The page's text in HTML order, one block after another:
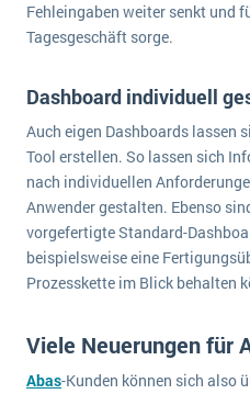
NACHRICHTENARCHIV
Fehleingaben weiter senkt und
Tagesgeschäft sorge.
Dashboard individuell
Auch eigen Dashboards lassen
Tool erstellen. So lassen sich
nach individuellen
Anwender gestalten. Ebenso
vorgefertigte Standard-
beispielsweise eine
Prozesskette im Blick behalten
Viele Neuerungen für
Abas-Kunden können sich also